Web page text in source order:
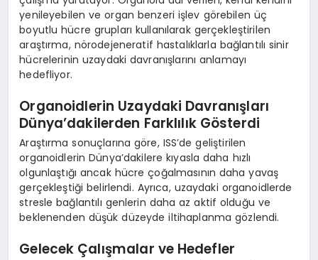
yenileyebilen ve organ benzeri işlev görebilen üç
boyutlu hücre grupları kullanılarak gerçekleştirilen
araştırma, nörodejeneratif hastalıklarla bağlantılı sinir
hücrelerinin uzaydaki davranışlarını anlamayı
hedefliyor.
Organoidlerin Uzaydaki Davranışları
Dünya’dakilerden Farklılık Gösterdi
Araştırma sonuçlarına göre, ISS’de geliştirilen
organoidlerin Dünya’dakilere kıyasla daha hızlı
olgunlaştığı ancak hücre çoğalmasının daha yavaş
gerçekleştiği belirlendi. Ayrıca, uzaydaki organoidlerde
stresle bağlantılı genlerin daha az aktif olduğu ve
beklenenden düşük düzeyde iltihaplanma gözlendi.
Gelecek Çalışmalar ve Hedefler